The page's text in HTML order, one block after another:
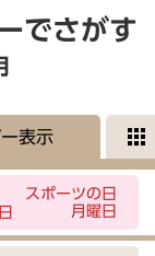
でさがす
表示
日
スポーツの日
月曜日